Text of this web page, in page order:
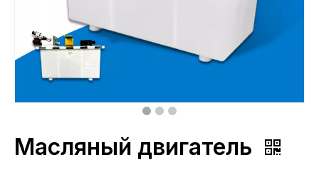
Масляный двигатель